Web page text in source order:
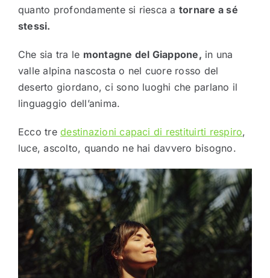
quanto profondamente si riesca a tornare a sé
stessi.
Che sia tra le montagne del Giappone, in una
valle alpina nascosta o nel cuore rosso del
deserto giordano, ci sono luoghi che parlano il
linguaggio dell’anima.
Ecco tredestinazioni capaci di restituirti respiro,
luce, ascolto, quando ne hai davvero bisogno.